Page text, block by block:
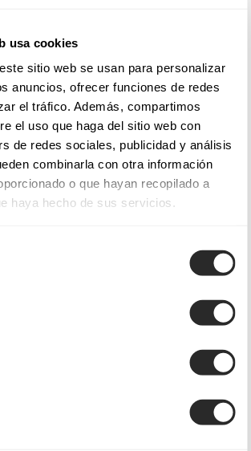
usa cookies
sitio web se usan para personalizar
anuncios, ofrecer funciones de redes
el tráfico. Además, compartimos
el uso que haga del sitio web con
de redes sociales, publicidad y análisis
combinarla con otra información
o que hayan recopilado a
haya hecho de sus servicios.